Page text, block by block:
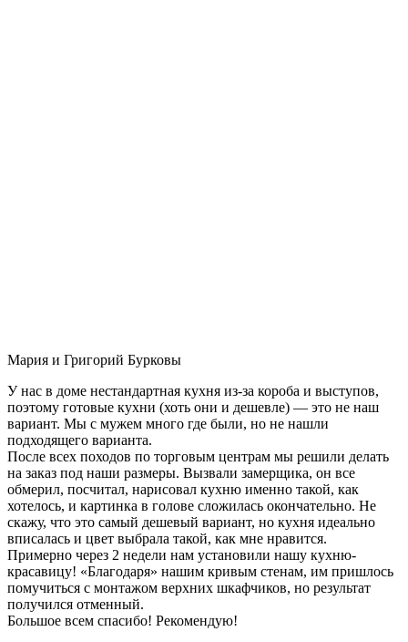
Мария и Григорий Бурковы
У нас в доме нестандартная кухня из-за короба и выступов,
поэтому готовые кухни (хоть они и дешевле) — это не наш
вариант. Мы с мужем много где были, но не нашли
подходящего варианта.
После всех походов по торговым центрам мы решили делать
на заказ под наши размеры. Вызвали замерщика, он все
обмерил, посчитал, нарисовал кухню именно такой, как
хотелось, и картинка в голове сложилась окончательно. Не
скажу, что это самый дешевый вариант, но кухня идеально
вписалась и цвет выбрала такой, как мне нравится.
Примерно через 2 недели нам установили нашу кухню-
красавицу! «Благодаря» нашим кривым стенам, им пришлось
помучиться с монтажом верхних шкафчиков, но результат
получился отменный.
Большое всем спасибо! Рекомендую!